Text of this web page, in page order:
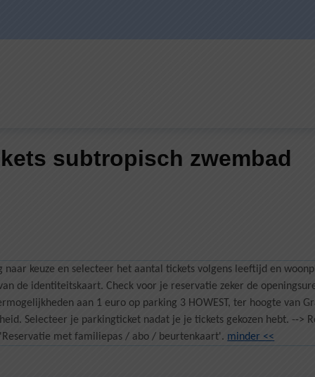
subtropisch zwembad
naar keuze en selecteer het aantal tickets volgens leeftijd en
de identiteitskaart. Check voor je reservatie zeker de
aan 1 euro op parking 3 HOWEST, ter hoogte van
Selecteer je parkingticket nadat je je tickets gekozen hebt. --
met familiepas / abo / beurtenkaart'. minder <<